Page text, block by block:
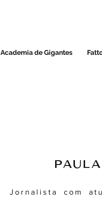
Academia de Gigantes
Jornalista com